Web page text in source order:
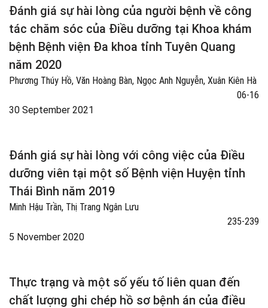
Đánh giá sự hài lòng của người bệnh về công
tác chăm sóc của Điều dưỡng tại Khoa khám
bệnh Bệnh viện Đa khoa tỉnh Tuyên Quang
năm 2020
Phương Thúy Hồ, Văn Hoàng Bàn, Ngọc Anh Nguyễn, Xuân Kiên Hà
06-16
30 September 2021
Đánh giá sự hài lòng với công việc của Điều
dưỡng viên tại một số Bệnh viện Huyện tỉnh
Thái Bình năm 2019
Minh Hậu Trần, Thị Trang Ngân Lưu
235-239
5 November 2020
Thực trạng và một số yếu tố liên quan đến
chất lượng ghi chép hồ sơ bệnh án của điều